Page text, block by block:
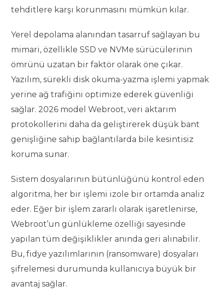
tehditlere karşı korunmasını mümkün kılar.
Yerel depolama alanından tasarruf sağlayan bu
mimari, özellikle SSD ve NVMe sürücülerinin
ömrünü uzatan bir faktör olarak öne çıkar.
Yazılım, sürekli disk okuma-yazma işlemi yapmak
yerine ağ trafiğini optimize ederek güvenliği
sağlar. 2026 model Webroot, veri aktarım
protokollerini daha da geliştirerek düşük bant
genişliğine sahip bağlantılarda bile kesintisiz
koruma sunar.
Sistem dosyalarının bütünlüğünü kontrol eden
algoritma, her bir işlemi izole bir ortamda analiz
eder. Eğer bir işlem zararlı olarak işaretlenirse,
Webroot’un günlükleme özelliği sayesinde
yapılan tüm değişiklikler anında geri alınabilir.
Bu, fidye yazılımlarının (ransomware) dosyaları
şifrelemesi durumunda kullanıcıya büyük bir
avantaj sağlar.